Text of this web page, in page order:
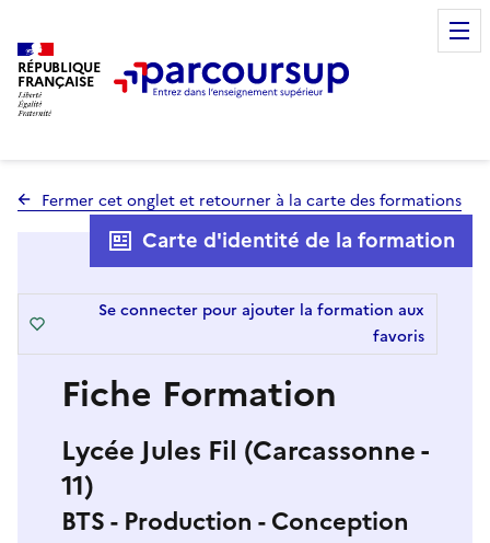
RÉPUBLIQUE
FRANÇAISE
Fermer cet onglet et retourner à la carte des formations
Fiche Formation
Lycée Jules Fil (Carcassonne -
11)
BTS - Production - Conception
Carte d'identité de la formation
Se connecter pour ajouter la formation aux
favoris